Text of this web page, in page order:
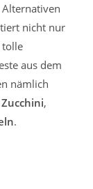
Alternativen
nicht nur
tolle
aus dem
nämlich
Zucchini,
.